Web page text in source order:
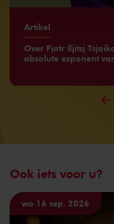
Artikel
Over Pjotr Iljitsj
absolute exponent
Ook iets voor u?
wo 16 sep. 2026